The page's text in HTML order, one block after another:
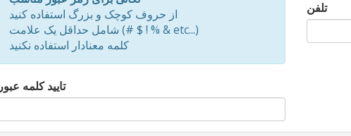
از حروف کوچک و بزرگ استفاده کنید
شامل حداقل یک علامت (# $ ! % & etc...)
کلمه معنادار استفاده نکنید
تایید کلمه عبور
تلفن